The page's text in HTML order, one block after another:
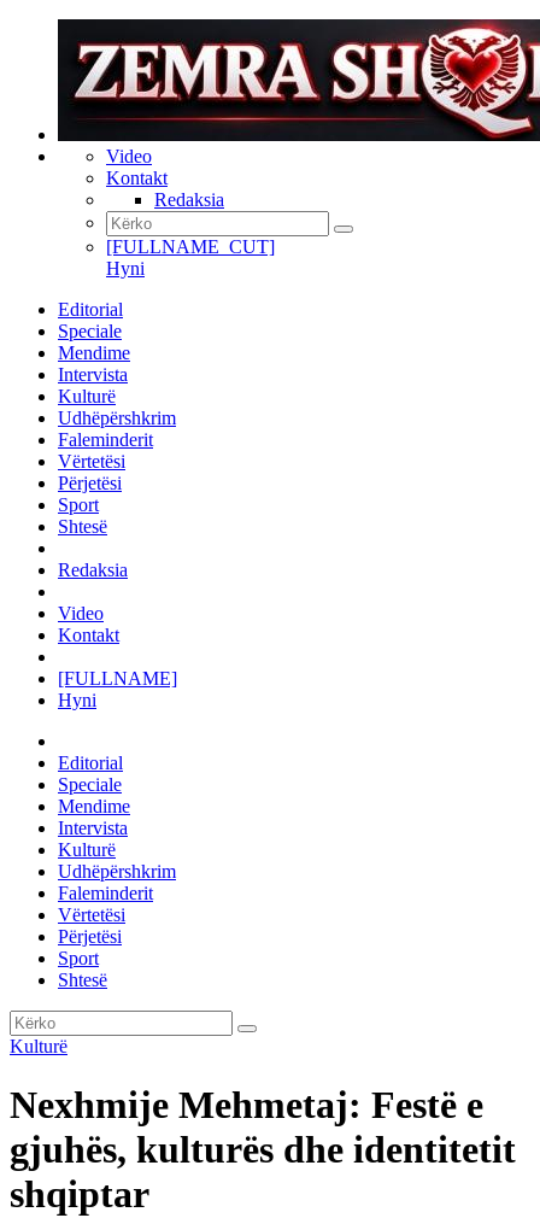
Video
Kontakt
Redaksia
[FULLNAME_CUT]
Hyni
Editorial
Speciale
Mendime
Intervista
Kulturë
Udhëpërshkrim
Faleminderit
Vërtetësi
Përjetësi
Sport
Shtesë
Redaksia
Video
Kontakt
[FULLNAME]
Hyni
Editorial
Speciale
Mendime
Intervista
Kulturë
Udhëpërshkrim
Faleminderit
Vërtetësi
Përjetësi
Sport
Shtesë
Kulturë
Nexhmije Mehmetaj: Festë e
gjuhës, kulturës dhe identitetit
shqiptar